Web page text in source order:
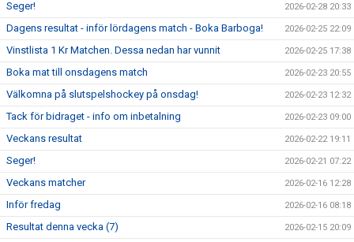
Seger! 2026-02-28 20:33
Dagens resultat - inför lördagens match - Boka Barboga! 2026-02-25 22:09
Vinstlista 1 Kr Matchen. Dessa nedan har vunnit 2026-02-25 17:38
Boka mat till onsdagens match 2026-02-23 20:55
Välkomna på slutspelshockey på onsdag! 2026-02-23 12:32
Tack för bidraget - info om inbetalning 2026-02-23 09:00
Veckans resultat 2026-02-22 19:11
Seger! 2026-02-21 07:22
Veckans matcher 2026-02-16 12:28
Inför fredag 2026-02-16 08:18
Resultat denna vecka (7) 2026-02-15 20:09